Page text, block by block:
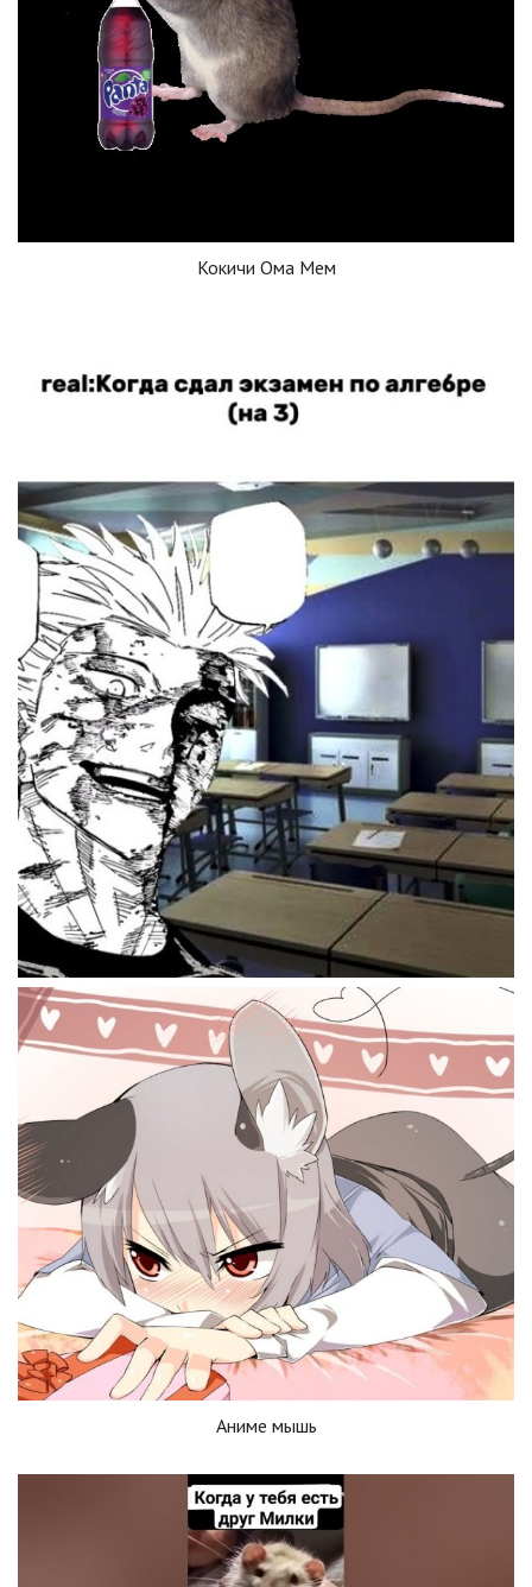
Кокичи Ома Мем
Аниме мышь